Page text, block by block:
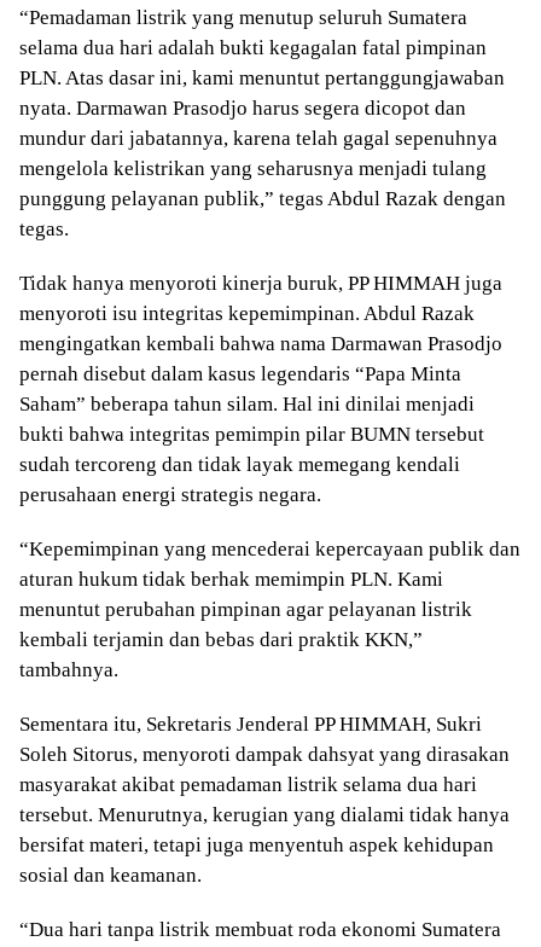
“Pemadaman listrik yang menutup seluruh Sumatera
selama dua hari adalah bukti kegagalan fatal pimpinan
PLN. Atas dasar ini, kami menuntut pertanggungjawaban
nyata. Darmawan Prasodjo harus segera dicopot dan
mundur dari jabatannya, karena telah gagal sepenuhnya
mengelola kelistrikan yang seharusnya menjadi tulang
punggung pelayanan publik,” tegas Abdul Razak dengan
tegas.
Tidak hanya menyoroti kinerja buruk, PP HIMMAH juga
menyoroti isu integritas kepemimpinan. Abdul Razak
mengingatkan kembali bahwa nama Darmawan Prasodjo
pernah disebut dalam kasus legendaris “Papa Minta
Saham” beberapa tahun silam. Hal ini dinilai menjadi
bukti bahwa integritas pemimpin pilar BUMN tersebut
sudah tercoreng dan tidak layak memegang kendali
perusahaan energi strategis negara.
“Kepemimpinan yang mencederai kepercayaan publik dan
aturan hukum tidak berhak memimpin PLN. Kami
menuntut perubahan pimpinan agar pelayanan listrik
kembali terjamin dan bebas dari praktik KKN,”
tambahnya.
Sementara itu, Sekretaris Jenderal PP HIMMAH, Sukri
Soleh Sitorus, menyoroti dampak dahsyat yang dirasakan
masyarakat akibat pemadaman listrik selama dua hari
tersebut. Menurutnya, kerugian yang dialami tidak hanya
bersifat materi, tetapi juga menyentuh aspek kehidupan
sosial dan keamanan.
“Dua hari tanpa listrik membuat roda ekonomi Sumatera